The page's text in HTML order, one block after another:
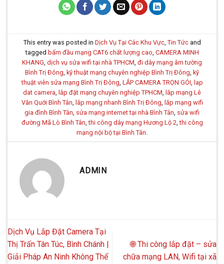
This entry was posted in Dịch Vụ Tại Các Khu Vực, Tin Tứcand
tagged bấm đầu mạng CAT6 chất lượng cao CAMERA MINH
KHANG dịch vụ sửa wifi tại nhà TPHCM đi dây mạng âm tường
Bình Trị Đông kỹ thuật mạng chuyên nghiệp Bình Trị Đông kỹ
thuật viên sửa mạng Bình Trị Đông LẮP CAMERA TRỌN GÓI lap
dat camera lắp đặt mạng chuyên nghiệp TPHCM lắp mạng Lê
Văn Quới Bình Tân lắp mạng nhanh Bình Trị Đông lắp mạng wifi
gia đình Bình Tân sửa mạng internet tại nhà Bình Tân sửa wifi
đường Mã Lò Bình Tân ,thi công dây mạng Hương Lộ 2 ,thi công
mạng nội bộ tại Bình Tân
ADMIN
Dịch Vụ Lắp Đặt Camera Tại
Thị Trấn Tân Túc, Bình Chánh |
Giải Pháp An Ninh Không Thể
🌐 Thi công lắp đặt – sửa
chữa mạng LAN, Wifi tại xã